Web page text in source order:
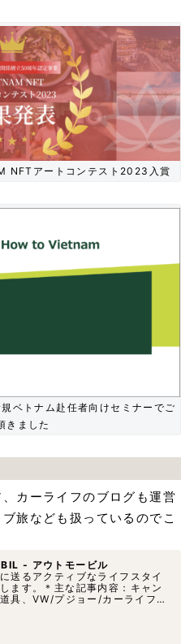
NFTアートコンテスト2023入賞
ベトナム赴任者向けセミナーでご
きました
カーライフのブログも運営
旅なども扱っているのでこ
- アウトモービル
送るアクティブなライフスタイ
ます。＊主な記事内容：キャン
具、VW/プジョー/カーライフ、